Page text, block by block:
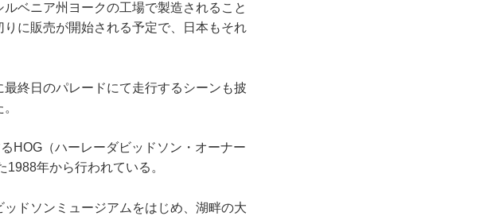
ベニア州ヨークの工場で製造されること
に販売が開始される予定で、日本もそれ
終日のパレードにて走行するシーンも披
HOG（ハーレーダビッドソン・オーナー
年から行われている。
ドソンミュージアムをはじめ、湖畔の大